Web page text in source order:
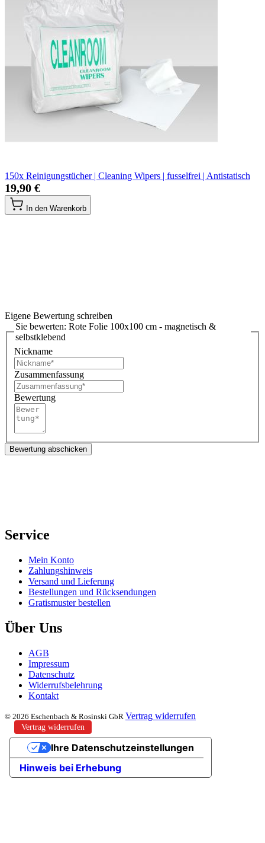
150x Reinigungstücher | Cleaning Wipers | fusselfrei | Antistatisch
19,90 €
In den Warenkorb
Eigene Bewertung schreiben
Sie bewerten: Rote Folie 100x100 cm - magnetisch &
selbstklebend
Nickname
Zusammenfassung
Bewertung
Bewertung abschicken
Service
Mein Konto
Zahlungshinweis
Versand und Lieferung
Bestellungen und Rücksendungen
Gratismuster bestellen
Über Uns
AGB
Impressum
Datenschutz
Widerrufsbelehrung
Kontakt
© 2026 Eschenbach & Rosinski GbR Vertrag widerrufen
Vertrag widerrufen
Hinweis bei Erhebung
Ihre Datenschutzeinstellungen